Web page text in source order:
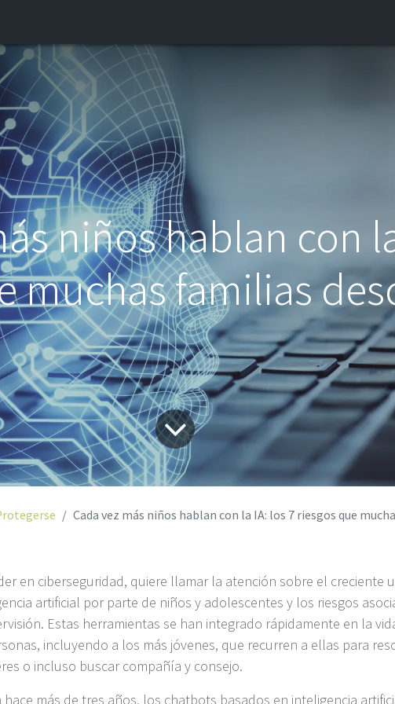
niños hablan con
muchas familias
Cada vez más niños hablan con la IA: los 7 riesgos que muchas familias
en ciberseguridad, quiere llamar la atención sobre el creciente
artificial por parte de niños y adolescentes y los riesgos
Estas herramientas se han integrado rápidamente en la
incluyendo a los más jóvenes, que recurren a ellas para
o incluso buscar compañía y consejo.
hace más de tres años, los chatbots basados en inteligencia